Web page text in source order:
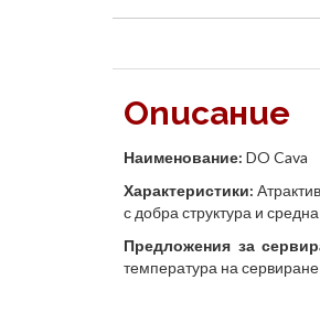
Описание
Наименование: DO Cava
Характеристики:
с добра структура и
Предложения за
температура на